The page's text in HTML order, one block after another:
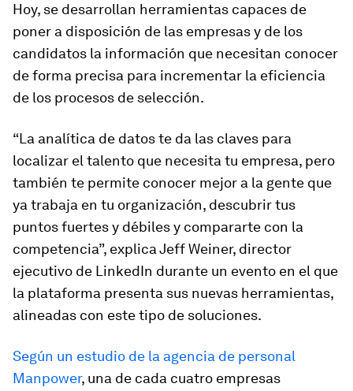
Hoy, se desarrollan herramientas capaces de
poner a disposición de las empresas y de los
candidatos la información que necesitan conocer
de forma precisa para incrementar la eficiencia
de los procesos de selección.
“La analítica de datos te da las claves para
localizar el talento que necesita tu empresa, pero
también te permite conocer mejor a la gente que
ya trabaja en tu organización, descubrir tus
puntos fuertes y débiles y compararte con la
competencia”, explica Jeff Weiner, director
ejecutivo de LinkedIn durante un evento en el que
la plataforma presenta sus nuevas herramientas,
alineadas con este tipo de soluciones.
Según un estudio de la agencia de personal
Manpower, una de cada cuatro empresas